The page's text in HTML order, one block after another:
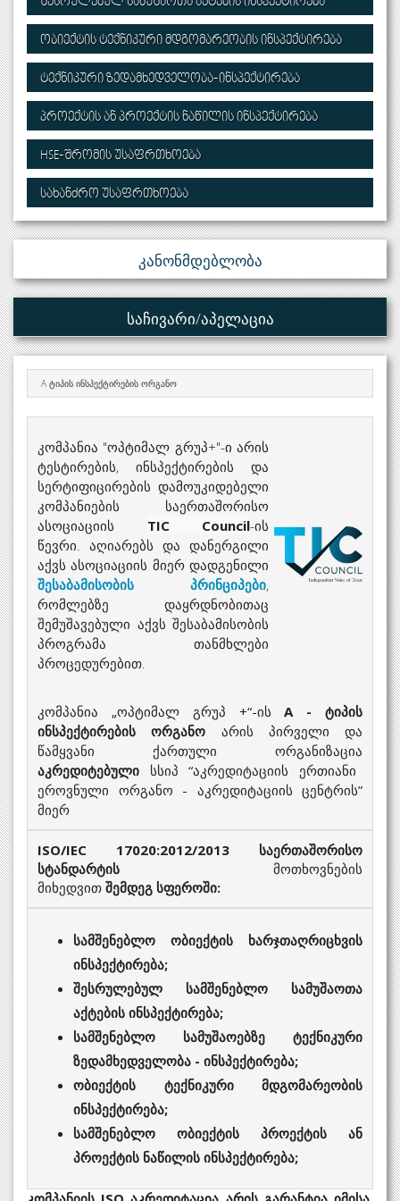
ᲝᲑᲘᲔᲥᲢᲘᲡ ᲢᲔᲥᲜᲘᲙᲣᲠᲘ ᲛᲓᲒᲝᲛᲐᲠᲔᲝᲑᲘᲡ ᲘᲜᲡᲞᲔᲥᲢᲘᲠᲔᲑᲐ
ᲢᲔᲥᲜᲘᲙᲣᲠᲘ ᲖᲔᲓᲐᲛᲮᲔᲓᲕᲔᲚᲝᲑᲐ-ᲘᲜᲡᲞᲔᲥᲢᲘᲠᲔᲑᲐ
ᲞᲠᲝᲔᲥᲢᲘᲡ ᲐᲜ ᲞᲠᲝᲔᲥᲢᲘᲡ ᲜᲐᲬᲘᲚᲘᲡ ᲘᲜᲡᲞᲔᲥᲢᲘᲠᲔᲑᲐ
HSE-ᲨᲠᲝᲛᲘᲡ ᲣᲡᲐᲤᲠᲗᲮᲝᲔᲑᲐ
ᲡᲐᲮᲐᲜᲫᲠᲝ ᲣᲡᲐᲤᲠᲗᲮᲝᲔᲑᲐ
Კანონმდებლობა
Საჩივარი/აპელაცია
A ᲢᲘᲞᲘᲡ ᲘᲜᲡᲞᲔᲥᲢᲘᲠᲔᲑᲘᲡ ᲝᲠᲒᲐᲜᲝ
კომპანია "ოპტიმალ გრუპ+"-ი არის
ტესტირების, ინსპექტირების და
სერტიფიცირების დამოუკიდებელი
კომპანიების საერთაშორისო
ასოციაციის TIC Council-ის
წევრი. აღიარებს და დანერგილი
აქვს ასოციაციის მიერ დადგენილი
შესაბამისობის პრინციპები,
რომლებზე დაყრდნობითაც
შემუშავებული აქვს შესაბამისობის
პროგრამა თანმხლები
პროცედურებით.
კომპანია „ოპტიმალ გრუპ +“-ის A - ტიპის
ინსპექტირების ორგანო არის პირველი და
წამყვანი ქართული ორგანიზაცია
აკრედიტებული სსიპ “აკრედიტაციის ერთიანი
ეროვნული ორგანო - აკრედიტაციის ცენტრის”
მიერ
ISO/IEC 17020:2012/2013 საერთაშორისო
სტანდარტის მოთხოვნების
მიხედვით შემდეგ სფეროში:
სამშენებლო ობიექტის ხარჯთაღრიცხვის
ინსპექტირება;
შესრულებულ
სამშენებლო სამუშაოთა
აქტების ინსპექტირება;
სამშენებლო სამუშაოებზე ტექნიკური
ზედამხედველობა - ინსპექტირება;
ობიექტის ტექნიკური მდგომარეობის
ინსპექტირება;
სამშენებლო ობიექტის პროექტის ან
პროექტის ნაწილის ინსპექტირება;